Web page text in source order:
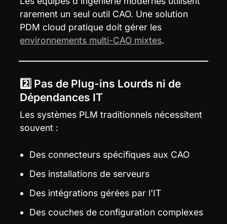
rarement un seul outil CAO. Une solution
PDM cloud pratique doit gérer les
environnements multi-CAO mixtes.
2️⃣ Pas de Plug-ins Lourds ni de
Dépendances IT
Les systèmes PLM traditionnels nécessitent
souvent :
Des connecteurs spécifiques aux CAO
Des installations de serveurs
Des intégrations gérées par l'IT
Des couches de configuration complexes